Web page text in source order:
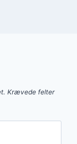
Krævede felter